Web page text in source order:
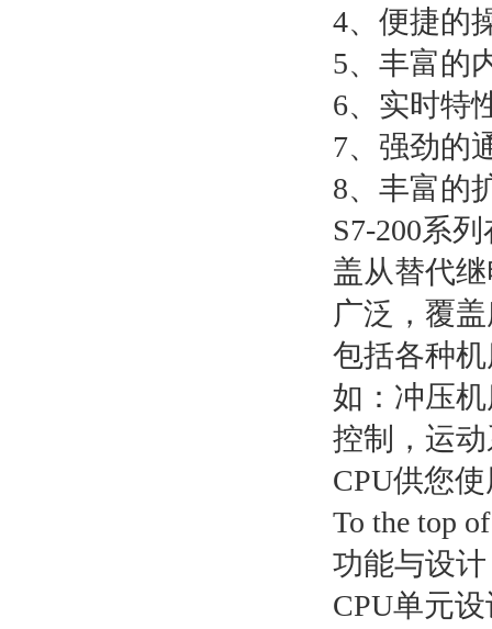
4、便捷的
5、丰富的
6、实时特
7、强劲的
8、丰富的
S7-200系
盖从替代
广泛，覆
包括各种
如：冲压
控制，运
CPU供您
To the top
功能与设计
CPU单元